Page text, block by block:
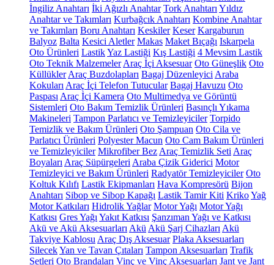
İngiliz Anahtarı İki Ağızlı Anahtar Tork Anahtarı Yıldız
Anahtar ve Takımları Kurbağcık Anahtarı Kombine Anahtar
ve Takımları Boru Anahtarı Keskiler Keser Kargaburun
Balyoz Balta Kesici Aletler Makas Maket Bıçağı Iskarpela
Oto Ürünleri LastikYaz Lastiği Kış Lastiği 4 Mevsim Lastik
Oto Teknik Malzemeler Araç İçi Aksesuar Oto Güneşlik Oto
Küllükler Araç Buzdolapları Bagaj Düzenleyici Araba
Kokuları Araç İçi Telefon Tutucular Bagaj Havuzu Oto
Paspası Araç İçi Kamera Oto Multimedya ve Görüntü
Sistemleri Oto Bakım Temizlik Ürünleri Basınçlı Yıkama
Makineleri Tampon Parlatıcı ve Temizleyiciler Torpido
Temizlik ve Bakım Ürünleri Oto Şampuan Oto Cila ve
Parlatıcı Ürünleri Polyester Macun Oto Cam Bakım Ürünleri
ve Temizleyiciler Mikrofiber Bez Araç Temizlik Seti Araç
Boyaları Araç Süpürgeleri Araba Çizik Giderici Motor
Temizleyici ve Bakım Ürünleri Radyatör Temizleyiciler Oto
Koltuk Kılıfı Lastik Ekipmanları Hava Kompresörü Bijon
Anahtarı Sibop ve Sibop Kapağı Lastik Tamir Kiti KrikoYağ
Motor Katkıları Hidrolik Yağlar Motor Yağı Motor Yağı
Katkısı Gres Yağı Yakıt Katkısı Şanzıman Yağı ve Katkısı
Akü ve Akü Aksesuarları Akü Akü Şarj Cihazları Akü
Takviye Kablosu Araç Dış Aksesuar Plaka Aksesuarları
SilecekYan ve Tavan Çıtaları Tampon Aksesuarları Trafik
Setleri Oto Brandaları Vinç ve Vinç Aksesuarları Jant ve Jant